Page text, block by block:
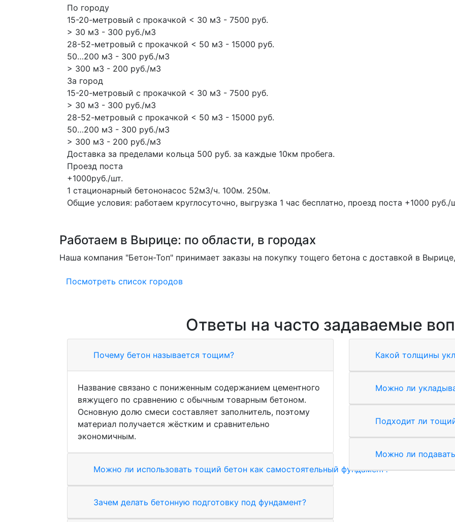
По городу
15-20-метровый с прокачкой < 30 м3 - 7500 руб.
> 30 м3 - 300 руб./м3
28-52-метровый с прокачкой < 50 м3 - 15000 руб.
50…200 м3 - 300 руб./м3
> 300 м3 - 200 руб./м3
За город
15-20-метровый с прокачкой < 30 м3 - 7500 руб.
> 30 м3 - 300 руб./м3
28-52-метровый с прокачкой < 50 м3 - 15000 руб.
50…200 м3 - 300 руб./м3
> 300 м3 - 200 руб./м3
Доставка за пределами кольца 500 руб. за каждые 10км пробега.
Проезд поста
+1000руб./шт.
1 стационарный бетононасос 52м3/ч. 100м. 250м.
Общие условия: работаем круглосуточно, выгрузка 1 час бесплатно, проезд поста +1000 руб./
Работаем в Вырице: по области, в городах
Наша компания "Бетон-Топ" принимает заказы на покупку тощего бетона с доставкой в
Посмотреть список городов
Ответы на часто задаваемые
Почему бетон называется тощим?
Название связано с пониженным содержанием цементного
вяжущего по сравнению с обычным товарным бетоном.
Основную долю смеси составляет заполнитель, поэтому
материал получается жёстким и сравнительно
экономичным.
Можно ли использовать тощий бетон как самостоятельный фундамент?
Зачем делать бетонную подготовку под фундамент?
Какой толщины
Можно ли
Подходит ли
Можно ли